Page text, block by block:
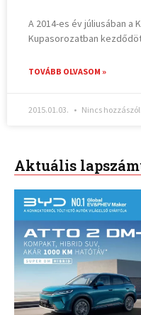
A 2014-es év júliusában a
Kupasorozatban
TOVÁBB OLVASOM »
2015.01.03. Nincs
Aktuális